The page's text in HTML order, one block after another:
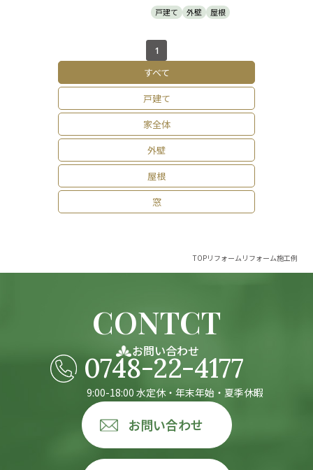
戸建て 外壁 屋根
1
すべて
戸建て
家全体
外壁
屋根
窓
TOPリフォームリフォーム施工例
CONTCT
お問い合わせ
0748-22-4177
9:00-18:00 水定休・年末年始・夏季休暇
お問い合わせ